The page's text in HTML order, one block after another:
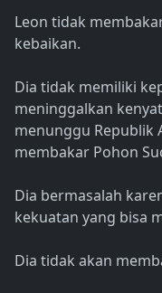
Leon tidak
kebaikan.
Dia tidak memiliki
meninggalkan
menunggu Republik
membakar Pohon
Dia bermasalah
kekuatan yang bisa
Dia tidak akan